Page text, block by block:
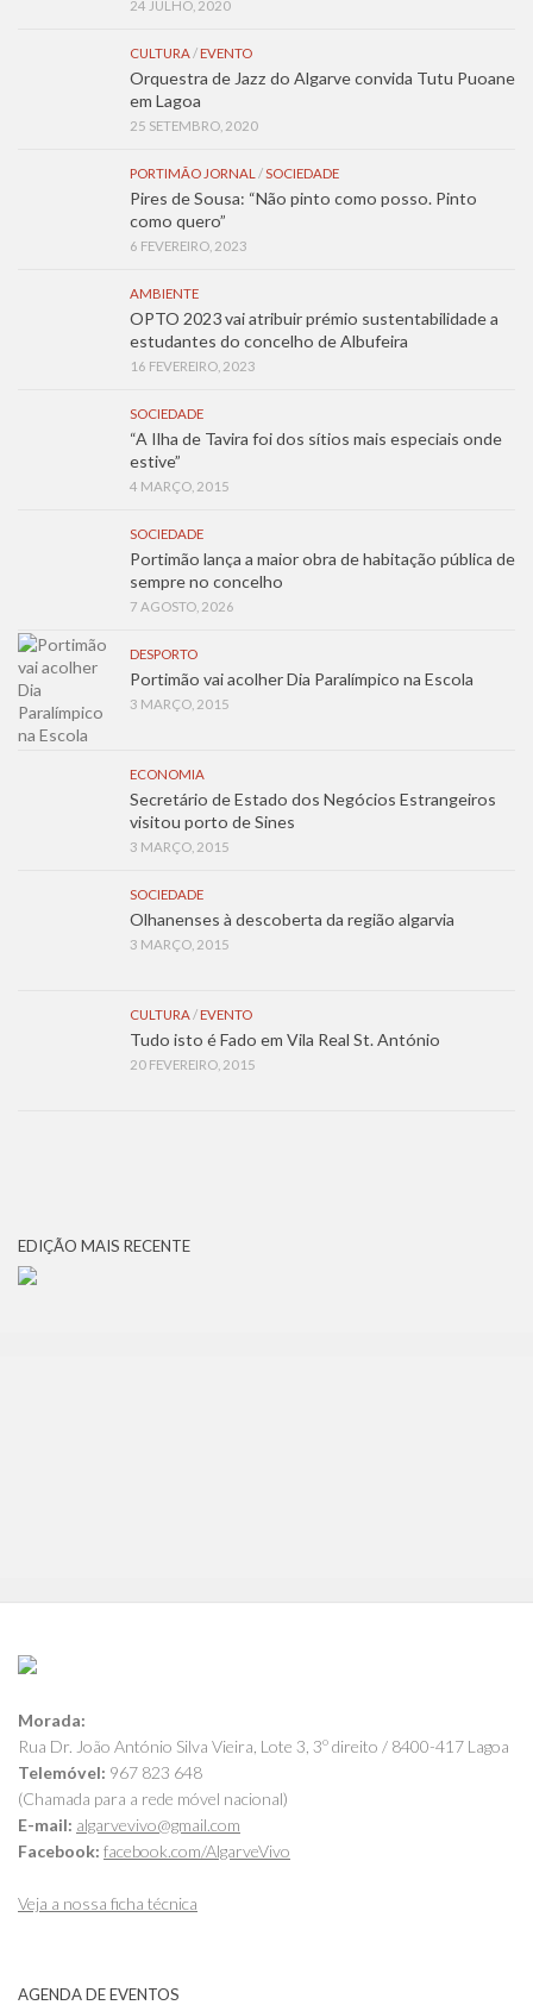
24 JULHO, 2020
CULTURA / EVENTO
Orquestra de Jazz do Algarve convida Tutu Puoane
em Lagoa
25 SETEMBRO, 2020
PORTIMÃO JORNAL / SOCIEDADE
Pires de Sousa: “Não pinto como posso. Pinto
como quero”
6 FEVEREIRO, 2023
AMBIENTE
OPTO 2023 vai atribuir prémio sustentabilidade a
estudantes do concelho de Albufeira
16 FEVEREIRO, 2023
SOCIEDADE
“A Ilha de Tavira foi dos sítios mais especiais onde
estive”
4 MARÇO, 2015
SOCIEDADE
Portimão lança a maior obra de habitação pública de
sempre no concelho
7 AGOSTO, 2026
DESPORTO
Portimão vai acolher Dia Paralímpico na Escola
3 MARÇO, 2015
ECONOMIA
Secretário de Estado dos Negócios Estrangeiros
visitou porto de Sines
3 MARÇO, 2015
SOCIEDADE
Olhanenses à descoberta da região algarvia
3 MARÇO, 2015
CULTURA / EVENTO
Tudo isto é Fado em Vila Real St. António
20 FEVEREIRO, 2015
EDIÇÃO MAIS RECENTE
Morada:
Rua Dr. João António Silva Vieira, Lote 3, 3º direito / 8400-417 Lagoa
Telemóvel: 967 823 648
(Chamada para a rede móvel nacional)
E-mail: algarvevivo@gmail.com
Facebook: facebook.com/AlgarveVivo
Veja a nossa ficha técnica
AGENDA DE EVENTOS